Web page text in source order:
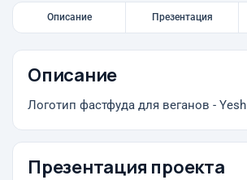
Описание Презентация
Описание
Логотип фастфуда для веганов - Yesh
Презентация проекта